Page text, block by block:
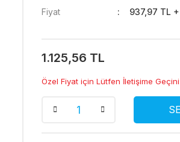
Fiyat
937,97 TL +
1.125,56 TL
Özel Fiyat için Lütfen İletişime